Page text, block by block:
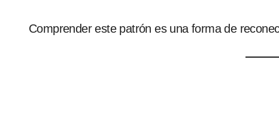
Comprender este patrón es una forma de